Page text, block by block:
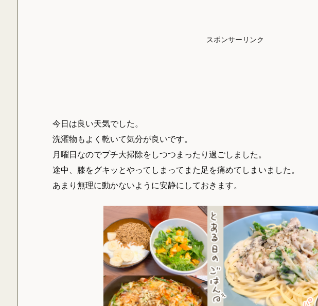
スポンサーリンク
今日は良い天気でした。
洗濯物もよく乾いて気分が良いです。
月曜日なのでプチ大掃除をしつつまったり過ごしました。
途中、膝をグキッとやってしまってまた足を痛めてしまいました。
あまり無理に動かないように安静にしておきます。